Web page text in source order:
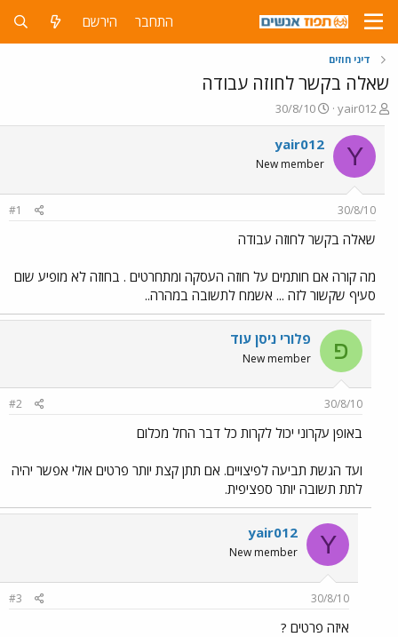
התחבר הירשם
דיני חוזים
שאלה בקשר לחוזה עבודה
פ
ו
ת
ח
ה
ו
ש
א
yair012
פ
ו
ר
ם
ר
30/8/10
Y
yair012
New member
30/8/10
#1
שאלה בקשר לחוזה עבודה
מה קורה אם חותמים על חוזה העסקה ומתחרטים . בחוזה לא מופיע שום
סעיף שקשור לזה ... אשמח לתשובה במהרה..
פ פלורי ניסן עוד
New member
30/8/10
#2
באופן עקרוני יכול לקרות כל דבר החל מכלום
ועד הגשת תביעה לפיצויים. אם תתן קצת יותר פרטים אולי אפשר יהיה
לתת תשובה יותר ספציפית.
Y
yair012
New member
30/8/10
#3
איזה פרטים ?